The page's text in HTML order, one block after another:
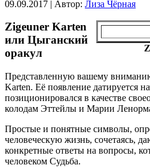
09.09.2017 | Автор: Лиза Чёрная
Zigeuner Karten
или Цыганский
оракул
Представленную вашему
Karten. Её появление датируется
позиционировался в качестве
колодам Эттейлы и Марии
Простые и понятные символы,
человеческую жизнь, сочетаясь,
конкретные ответы на вопросы,
человеком Судьба.